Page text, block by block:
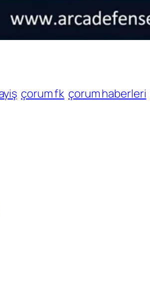
çorum fk çorum haberleri